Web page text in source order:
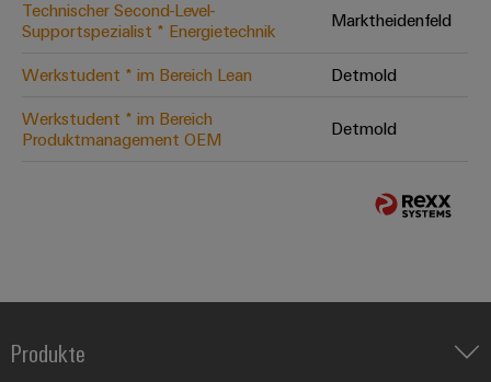
Technischer Second-Level-
Supportspezialist * Energietechnik
Marktheidenfeld
Werkstudent * im Bereich Lean
Detmold
Werkstudent * im Bereich
Produktmanagement OEM
Detmold
Produkte